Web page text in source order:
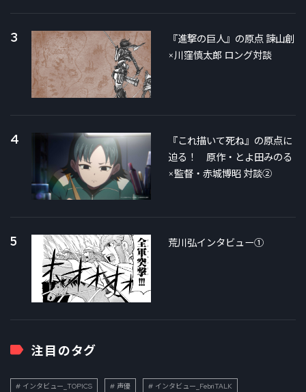
3
『進撃の巨人』の原点 諫山創
×川窪慎太郎 ロング対談
4
『これ描いて死ね』の原点に
迫る！ 原作・とよ田みのる
×監督・赤城博昭 対談②
5 荒川弘インタビュー①
注目のタグ
インタビュー_TOPICS 声優 インタビュー_FebriTALK